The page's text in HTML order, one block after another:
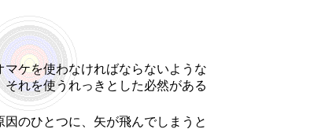
ケを使わなければならないような
れを使うれっきとした必然がある
のひとつに、矢が飛んでしまうと